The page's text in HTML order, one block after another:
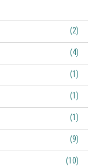
(2)
(4)
(1)
(1)
(1)
(9)
(10)